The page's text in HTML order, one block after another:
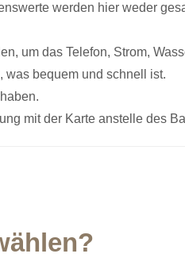
werden hier weder
um das Telefon, Strom,
bequem und schnell ist.
mit der Karte anstelle des